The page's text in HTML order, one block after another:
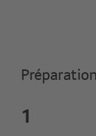
Préparation
1